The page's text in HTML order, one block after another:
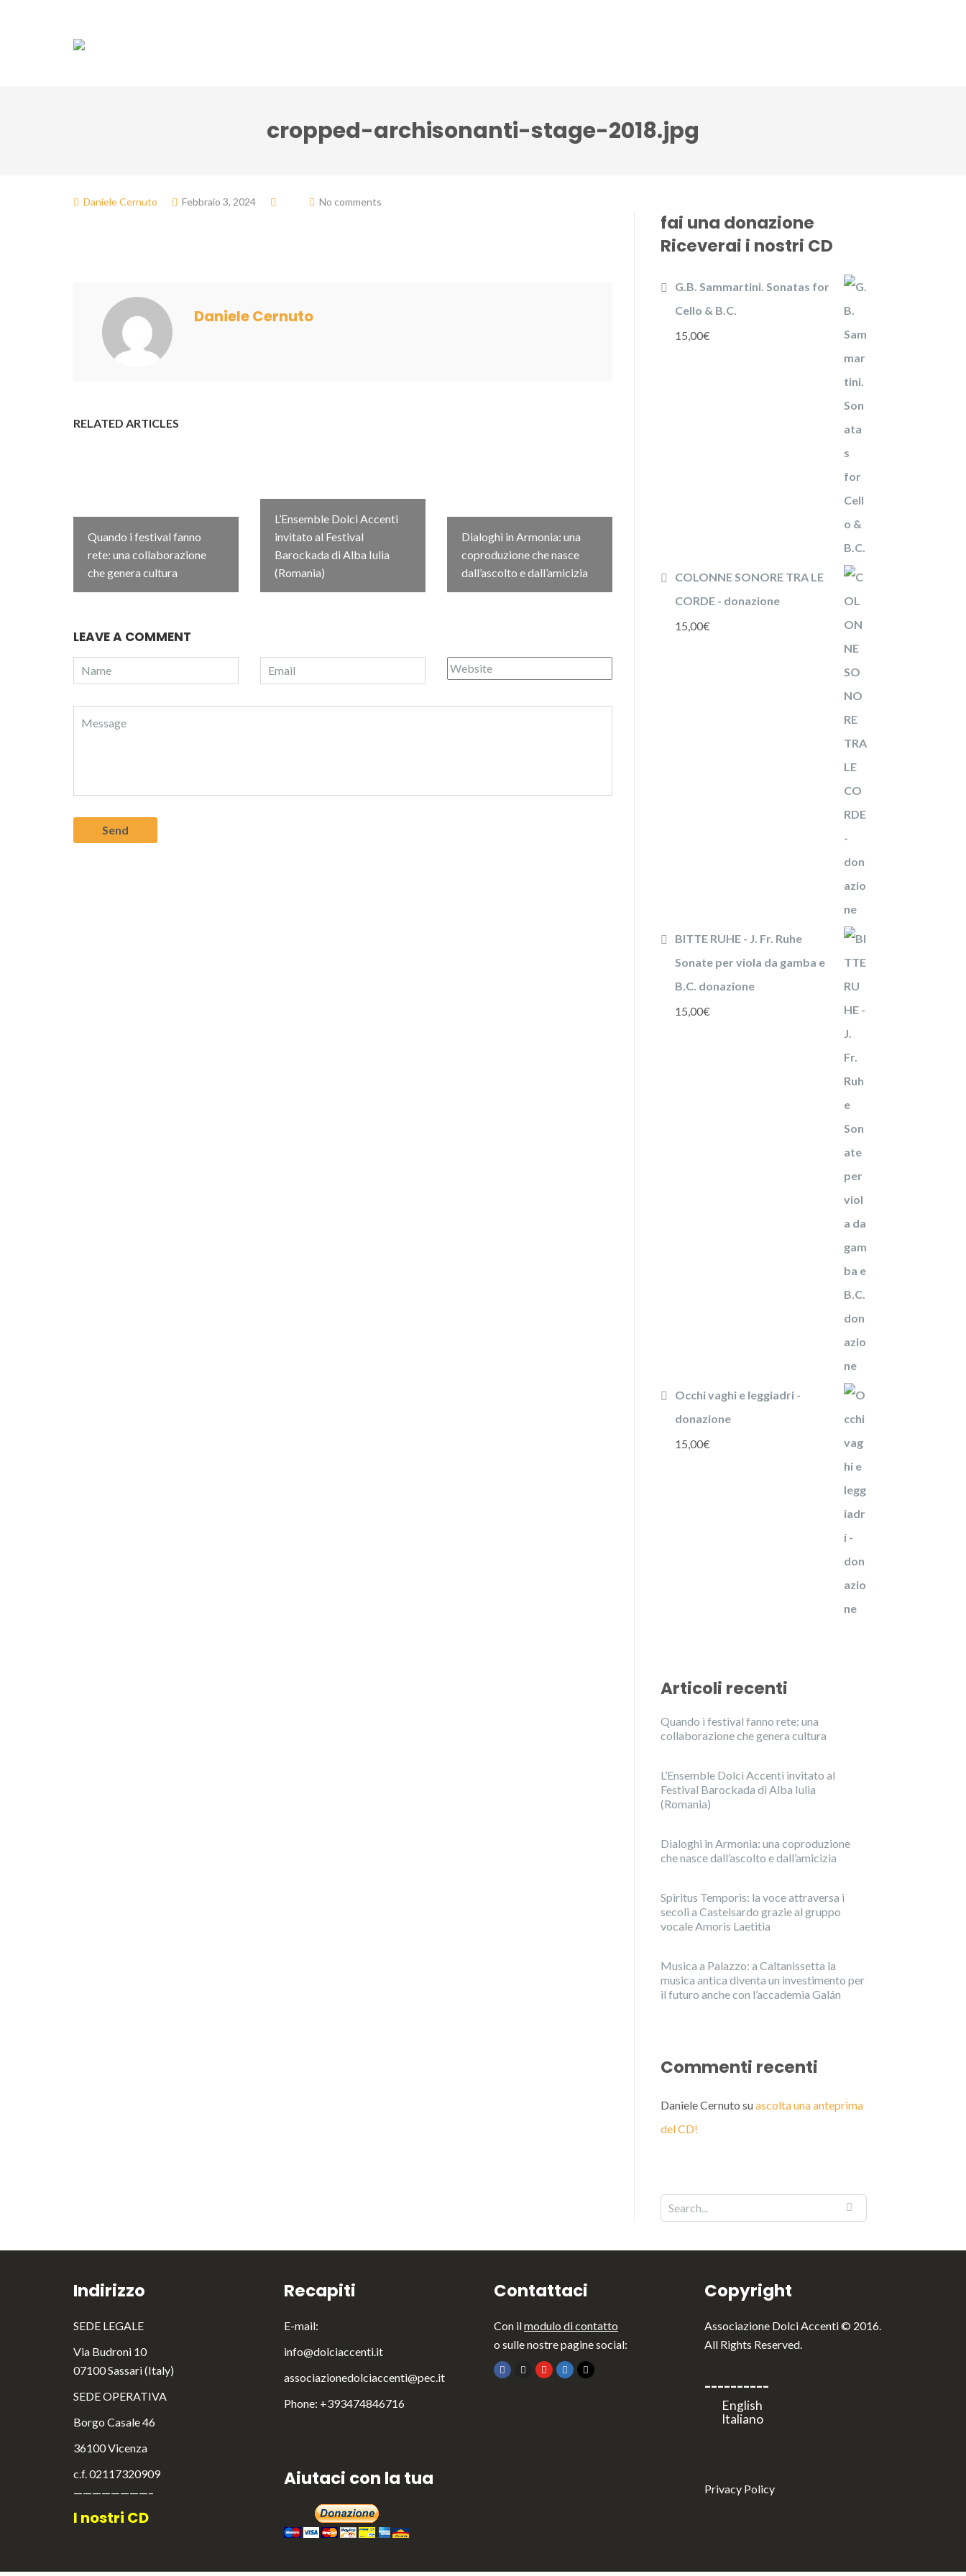
cropped-archisonanti-stage-2018.jpg
Daniele Cernuto Febbraio 3, 2024 No comments
Daniele Cernuto
RELATED ARTICLES
Quando i festival fanno
rete: una collaborazione
che genera cultura
L’Ensemble Dolci Accenti
invitato al Festival
Barockada di Alba Iulia
(Romania)
Dialoghi in Armonia: una
coproduzione che nasce
dall’ascolto e dall’amicizia
LEAVE A COMMENT
fai una donazione
Riceverai i nostri CD
G.B. Sammartini. Sonatas for
Cello & B.C.
15,00€
COLONNE SONORE TRA LE
CORDE - donazione
15,00€
BITTE RUHE - J. Fr. Ruhe
Sonate per viola da gamba e
B.C. donazione
15,00€
Occhi vaghi e leggiadri -
donazione
15,00€
Articoli recenti
Quando i festival fanno rete: una
collaborazione che genera cultura
L’Ensemble Dolci Accenti invitato al
Festival Barockada di Alba Iulia
(Romania)
Dialoghi in Armonia: una coproduzione
che nasce dall’ascolto e dall’amicizia
Spiritus Temporis: la voce attraversa i
secoli a Castelsardo grazie al gruppo
vocale Amoris Laetitia
Musica a Palazzo: a Caltanissetta la
musica antica diventa un investimento per
il futuro anche con l’accademia Galán
Commenti recenti
Daniele Cernuto suascolta una anteprima
del CD!
Indirizzo
SEDE LEGALE
Via Budroni 10
07100 Sassari (Italy)
SEDE OPERATIVA
Borgo Casale 46
36100 Vicenza
c.f. 02117320909
————————–
I nostri CD
Recapiti
E-mail:
info@dolciaccenti.it
associazionedolciaccenti@pec.it
Phone: +393474846716
Aiutaci con la tua
Contattaci
Con ilmodulo di contatto
o sulle nostre pagine social:
Copyright
Associazione Dolci Accenti © 2016.
All Rights Reserved.
----------
Italiano
Privacy Policy